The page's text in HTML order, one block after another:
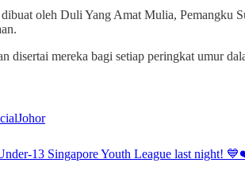
oleh Duli Yang Amat Mulia,
mereka bagi setiap peringkat umur
13 Singapore Youth League last night!